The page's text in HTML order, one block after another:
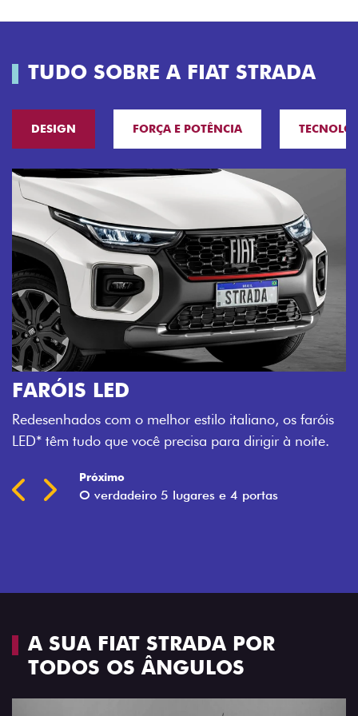
TUDO SOBRE A FIAT STRADA
DESIGN FORÇA E POTÊNCIA
O VERDADEIRO 5 LUGARES E 4
PORTAS
Todo mundo pode viajar confortável na Fiat Strada,
Próximo
A SUA FIAT STRADA POR
TODOS OS ÂNGULOS